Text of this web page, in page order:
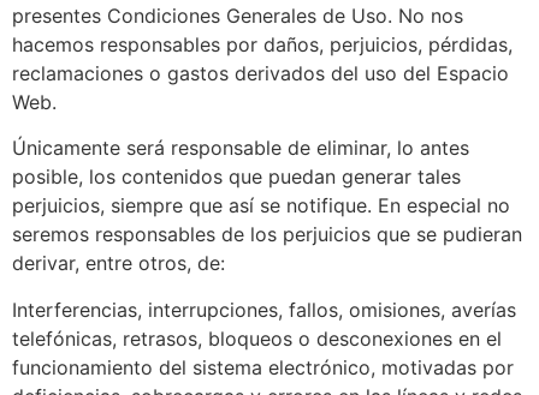
presentes Condiciones Generales de Uso. No nos
hacemos responsables por daños, perjuicios, pérdidas,
reclamaciones o gastos derivados del uso del Espacio
Web.
Únicamente será responsable de eliminar, lo antes
posible, los contenidos que puedan generar tales
perjuicios, siempre que así se notifique. En especial no
seremos responsables de los perjuicios que se pudieran
derivar, entre otros, de:
Interferencias, interrupciones, fallos, omisiones, averías
telefónicas, retrasos, bloqueos o desconexiones en el
funcionamiento del sistema electrónico, motivadas por